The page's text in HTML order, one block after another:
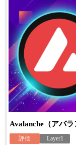
Avalanche（アバラ
評価 Layer1